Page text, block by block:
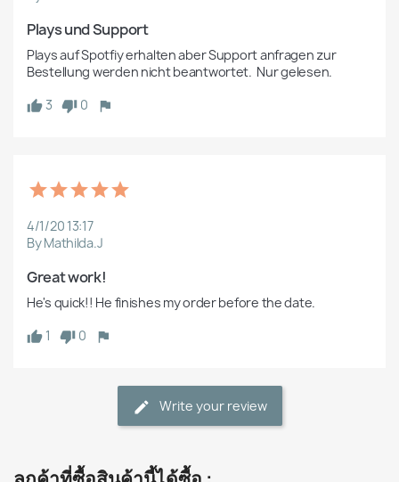
Plays und Support
Plays auf Spotfiy erhalten aber Support anfragen zur
Bestellung werden nicht beantwortet.  Nur gelesen.
3
0
4/1/20 13:17
By Mathilda.J
Great work!
He's quick!! He finishes my order before the date.
1
0
Write your review